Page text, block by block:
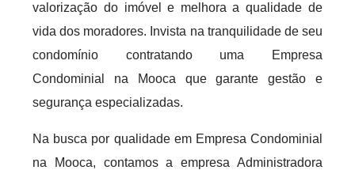
valorização do imóvel e melhora a qualidade de
vida dos moradores. Invista na tranquilidade de seu
condomínio contratando uma Empresa
Condominial na Mooca que garante gestão e
segurança especializadas.
Na busca por qualidade em Empresa Condominial
na Mooca, contamos a empresa Administradora